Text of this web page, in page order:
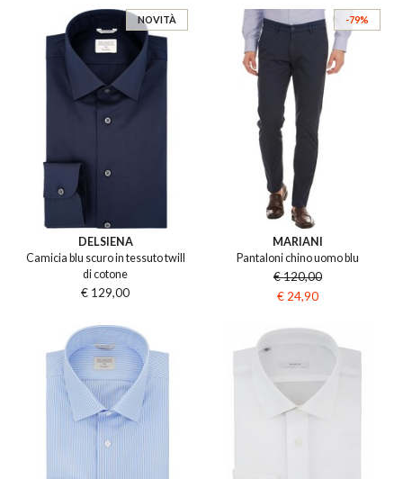
NOVITÀ
DELSIENA
Camicia blu scuro in tessuto twill
di cotone
€ 129,00
-79%
MARIANI
Pantaloni chino uomo blu
€ 120,00
€ 24,90